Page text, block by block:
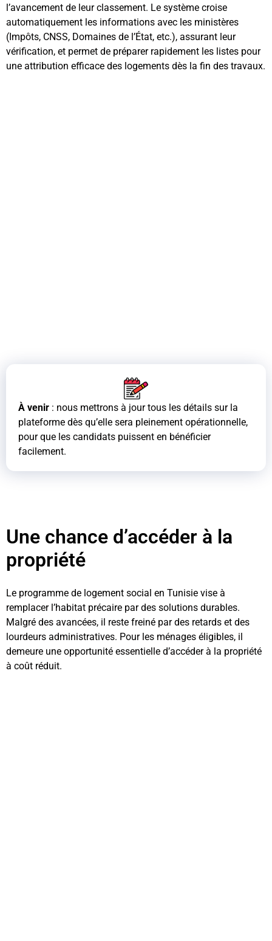
l’avancement de leur classement. Le système croise
automatiquement les informations avec les ministères
(Impôts, CNSS, Domaines de l’État, etc.), assurant leur
vérification, et permet de préparer rapidement les listes pour
une attribution efficace des logements dès la fin des travaux.
À venir : nous mettrons à jour tous les détails sur la
plateforme dès qu’elle sera pleinement opérationnelle,
pour que les candidats puissent en bénéficier
facilement.
Une chance d’accéder à la
propriété
Le programme de logement social en Tunisie vise à
remplacer l’habitat précaire par des solutions durables.
Malgré des avancées, il reste freiné par des retards et des
lourdeurs administratives. Pour les ménages éligibles, il
demeure une opportunité essentielle d’accéder à la propriété
à coût réduit.